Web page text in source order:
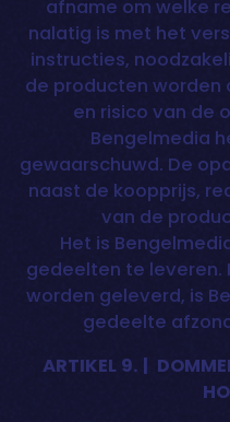
afname om welke
nalatig is met het
instructies,
de producten worden
en risico van de
Bengelmedia
gewaarschuwd. De
naast de koopprijs,
van de
Het is
gedeelten te leveren.
worden geleverd, is
gedeelte
ARTIKEL 9. |